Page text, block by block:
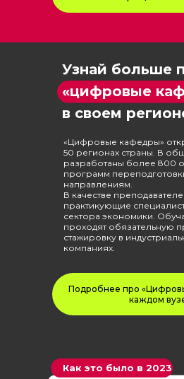
Узнай больше
«цифровые
в своем
«Цифровые кафедры»
50 регионах страны. В
разработаны более 800
программ
направлениям.
В качестве
практикующие
сектора экономики.
проходят обязательную
стажировку в
компаниях.
Подробнее про
каждом
Как это было в 2023